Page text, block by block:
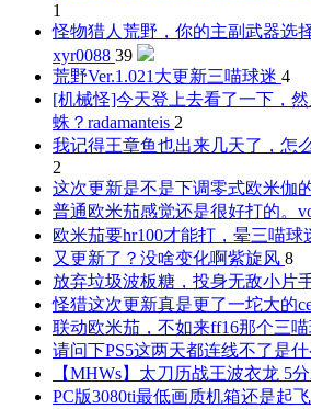
1
怪物猎人荒野，你的主副武器选
xyr0088 39
荒野Ver.1.021大更新三喵球迷 4
[机械怪]今天登上去看了一下，
蛛？ radamanteis 2
我记得王章鱼也出来几天了，怎
2
这次更新是不是下调零式欧米伽
普通欧米茄感觉还是很好打的。
欧米茄要hr100才能打，晕三喵球
又更新了？没啥变化啊紫旋风 8
放弃垃圾波板糖，投身无敌小片
怪猎这次更新真是更了一坨大的
联动欧米茄，不如来ff16那个三
请问下PS5这两天都连线不了是什
【MHWs】太刀历战王波衣龙 5
PC版3080ti最低画质机箱还是起飞